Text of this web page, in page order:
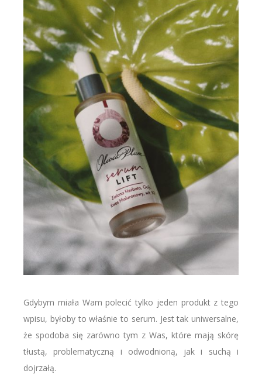
Gdybym miała Wam polecić tylko jeden produkt z tego
wpisu, byłoby to właśnie to serum. Jest tak uniwersalne,
że spodoba się zarówno tym z Was, które mają skórę
tłustą, problematyczną i odwodnioną, jak i suchą i
dojrzałą.